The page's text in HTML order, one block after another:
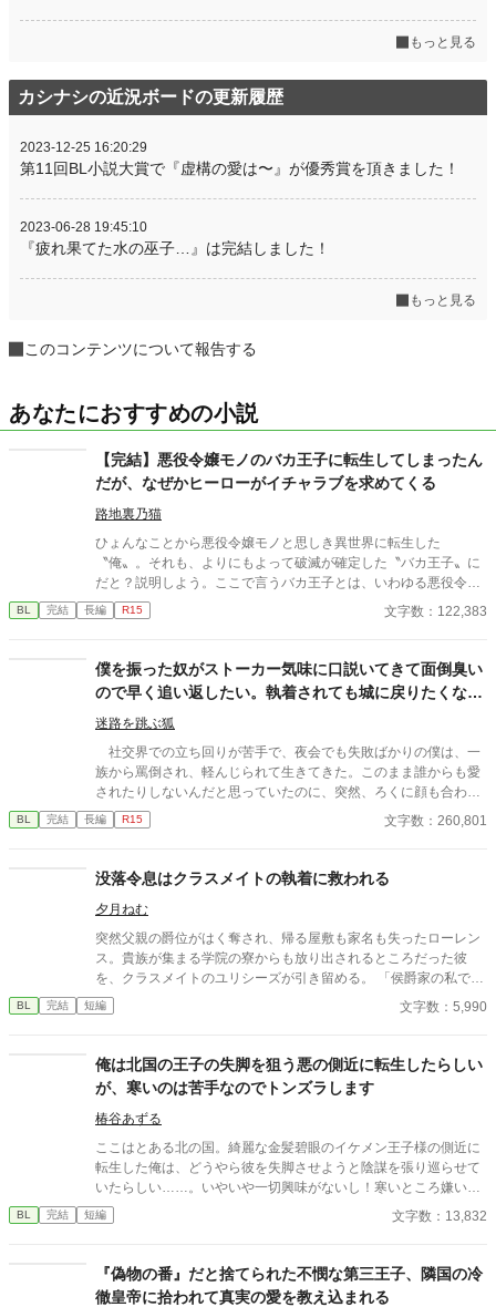
もっと見る
カシナシの近況ボードの更新履歴
2023-12-25 16:20:29
第11回BL小説大賞で『虚構の愛は〜』が優秀賞を頂きました！
2023-06-28 19:45:10
『疲れ果てた水の巫子…』は完結しました！
もっと見る
このコンテンツについて報告する
あなたにおすすめの小説
【完結】悪役令嬢モノのバカ王子に転生してしまったん
だが、なぜかヒーローがイチャラブを求めてくる
路地裏乃猫
ひょんなことから悪役令嬢モノと思しき異世界に転生した
〝俺〟。それも、よりにもよって破滅が確定した〝バカ王子〟に
だと？説明しよう。ここで言うバカ王子とは、いわゆる悪役令嬢
モノで冒頭から理不尽な婚約破棄を主人公に告げ、最後はざまぁ
要素によって何やかんやと破滅させられる例のアンポンタンのこ
き延びにゃならんのだ。つーわけで、脱☆バカ王子！を目指し、
真っ当な王子としての道を歩き始めた俺だが、そんな俺になぜ
か、この世界ではヒロインとイチャコラをキメるはずのヒーロー
がぐいぐい迫ってくる！一方、俺の命を狙う謎の暗殺集団！果た
して俺は、この破滅ルート満載の世界で生き延びることができる
のか？ いや、その前に……何だって悪役令嬢モノの世界でバカ王
子の俺がヒーローに惚れられてんだ？ 2025年10月に全面改稿を
行ないました。 2025年10月28日・BLランキング35位ありがとう
ございます。 2025年10月29日・BLランキング27位ありがとうご
ます。 第１３回ＢＬ大賞で奨励賞をいただきました。これもひと
えに皆様の応援のおかげです。本当にありがとうございました。
BL 完結 長編 R15 文字数：122,383
僕を振った奴がストーカー気味に口説いてきて面倒臭い
ので早く追い返したい。執着されても城に戻りたくなん
てないんです！
迷路を跳ぶ狐
社交界での立ち回りが苦手で、夜会でも失敗ばかりの僕は、一
族から罵倒され、軽んじられて生きてきた。このまま誰からも愛
されたりしないんだと思っていたのに、突然、ろくに顔も合わせ
てくれない公爵家の宰相様と婚約することになってしまう。 だ
けど、婚約なんて名ばかりで、会話を交わすことはなく、同じ王
に立ちたくて頑張ったつもりだった。夜遅くまで魔法のことを学
び、必要な魔法も身につけ、正式に婚約が発表される日を楽しみ
にしていた。 けれど、ある日僕は、公爵家と王家を害そうとし
ているのではないかと疑われてしまう。 否定しても誰も聞いて
くれない。それが原因で婚約するという話もなくなり、僕は幽閉
されることが決まる。 ほとんど話したことすらない、僕の婚約
わさないまま、「婚約は考え直すことになった」とだけ告げて去
だ…… 全てを諦めて、王都からは遠い、幽閉の砦に連れてこら
れた僕は、そこで新たな生活を始める。食事を用意したり、荒れ
果てた砦を修復したりして、結構楽しく暮らせていると思ってい
たのに、その後も貴族たちの争いに巻き込まれるし、何度も宰相
様にも会うことになってしまう。何なんだ……僕はここが気に入
っているし、のんびり暮らしたいだけなんです！ 僕に構ってな
いで諦めてください！ ＊残酷な描写があり、攻め（宰相）が受け
以外に非道なことをしたりしますが、受けには優しいです。
BL 完結 長編 R15 文字数：260,801
没落令息はクラスメイトの執着に救われる
夕月ねむ
突然父親の爵位がはく奪され、帰る屋敷も家名も失ったローレン
ス。貴族が集まる学院の寮からも放り出されるところだった彼
を、クラスメイトのユリシーズが引き留める。 「侯爵家の私であ
れば、従者をひとり授業に同席させることができる」と言って。
ユリシーズの従者となったローレンス。けれどその二年後、彼ら
です。 ※他サイトにも投稿しています。
BL 完結 短編 文字数：5,990
俺は北国の王子の失脚を狙う悪の側近に転生したらしい
が、寒いのは苦手なのでトンズラします
椿谷あずる
ここはとある北の国。綺麗な金髪碧眼のイケメン王子様の側近に
転生した俺は、どうやら彼を失脚させようと陰謀を張り巡らせて
いたらしい……。いやいや一切興味がないし！寒いところ嫌いだ
し！よし、やめよう！ こうして俺は逃亡することに決めた。
BL 完結 短編 文字数：13,832
『偽物の番』だと捨てられた不憫な第三王子、隣国の冷
徹皇帝に拾われて真実の愛を教え込まれる